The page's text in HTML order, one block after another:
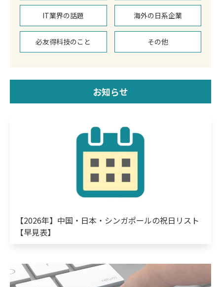
IT業界の話題 海外の日系企業
必友得科技のこと その他
お知らせ
【2026年】中国・日本・シンガポールの祝日リスト
【早見表】